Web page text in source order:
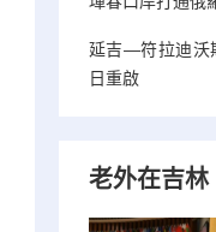
延吉—符拉迪沃
日重啟
老外在吉林